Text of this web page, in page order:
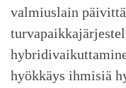
valmiuslain
hyökkäys ihmisiä